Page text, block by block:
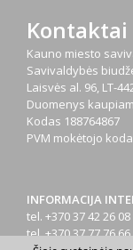
Kontaktai
Kauno miesto
Savivaldybės
Laisvės al. 96, LT-
Duomenys
Kodas 188764867
PVM mokėtojo
INFORMACIJA
tel. +370 37 42 26 08
tel. +370 37 77 76 66